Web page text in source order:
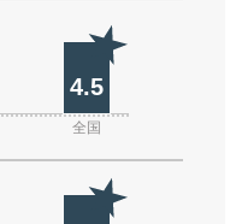
4.5
全国